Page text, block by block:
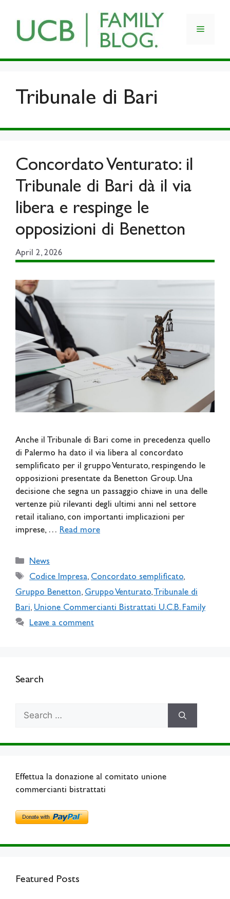
content
Menu
Tribunale di Bari
Concordato Venturato: il
Tribunale di Bari dà il via
libera e respinge le
opposizioni di Benetton
April 2, 2026
Anche il Tribunale di Bari come in precedenza quello
di Palermo ha dato il via libera al concordato
semplificato per il gruppo Venturato, respingendo le
opposizioni presentate da Benetton Group. Una
decisione che segna un passaggio chiave in una delle
vertenze più rilevanti degli ultimi anni nel settore
retail italiano, con importanti implicazioni per
imprese, … Read more
Categories
News
Tags
Codice Impresa, Concordato semplificato,
Gruppo Benetton, Gruppo Venturato, Tribunale di
Bari, Unione Commercianti Bistrattati U.C.B. Family
Leave a comment
Search
Effettua la donazione al comitato unione
commercianti bistrattati
Featured Posts